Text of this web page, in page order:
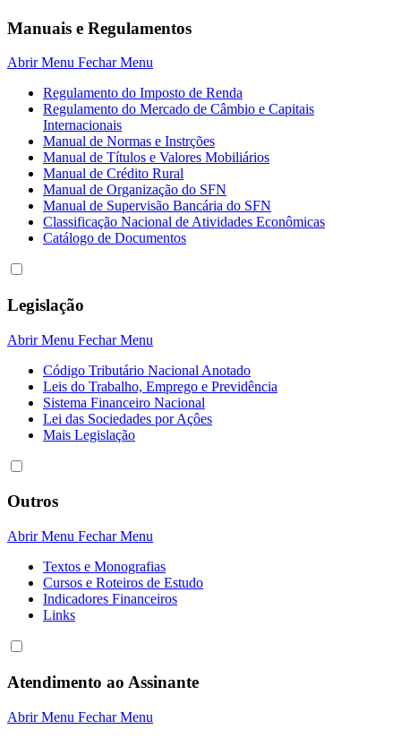
Manuais e Regulamentos
Abrir Menu Fechar Menu
Regulamento do Imposto de Renda
Regulamento do Mercado de Câmbio e Capitais
Internacionais
Manual de Normas e Instrções
Manual de Títulos e Valores Mobiliários
Manual de Crédito Rural
Manual de Organização do SFN
Manual de Supervisão Bancária do SFN
Classificação Nacional de Atividades Econômicas
Catálogo de Documentos
Legislação
Abrir Menu Fechar Menu
Código Tributário Nacional Anotado
Leis do Trabalho, Emprego e Previdência
Sistema Financeiro Nacional
Lei das Sociedades por Açôes
Mais Legislação
Outros
Abrir Menu Fechar Menu
Textos e Monografias
Cursos e Roteiros de Estudo
Indicadores Financeiros
Links
Atendimento ao Assinante
Abrir Menu Fechar Menu